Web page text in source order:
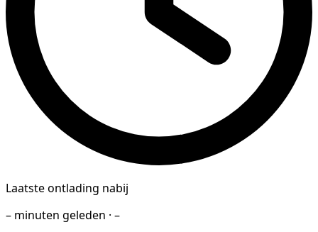
Laatste ontlading nabij
– minuten geleden · –